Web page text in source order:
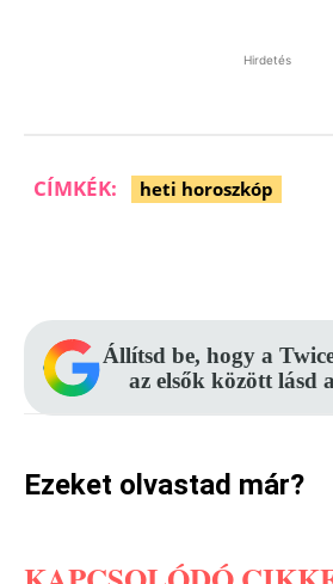
Hirdetés
CÍMKÉK: heti horoszkóp
Állítsd be, hogy a
az elsők között lásd
Ezeket olvastad már?